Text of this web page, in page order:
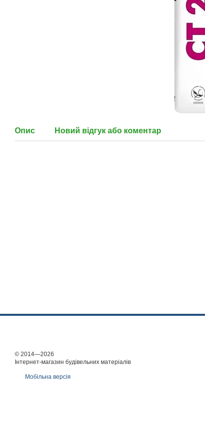
Опис Новий відгук або коментар
© 2014—2026
Інтернет-магазин будівельних матеріалів
Мобільна версія